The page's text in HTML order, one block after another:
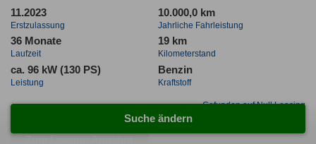
11.2023
Erstzulassung
10.000,0 km
Jahrliche Fahrleistung
36 Monate
Laufzeit
19 km
Kilometerstand
ca. 96 kW (130 PS)
Leistung
Benzin
Kraftstoff
Gefunden auf Null Leasing
Suche ändern